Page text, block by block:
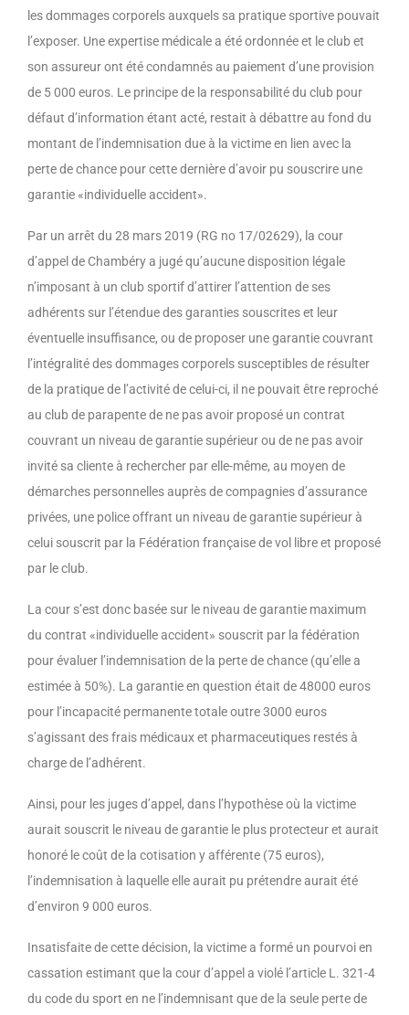
les dommages corporels auxquels sa pratique sportive pouvait
l’exposer. Une expertise médicale a été ordonnée et le club et
son assureur ont été condamnés au paiement d’une provision
de 5 000 euros. Le principe de la responsabilité du club pour
défaut d’information étant acté, restait à débattre au fond du
montant de l’indemnisation due à la victime en lien avec la
perte de chance pour cette dernière d’avoir pu souscrire une
garantie «individuelle accident».
Par un arrêt du 28 mars 2019 (RG no 17/02629), la cour
d’appel de Chambéry a jugé qu’aucune disposition légale
n’imposant à un club sportif d’attirer l’attention de ses
adhérents sur l’étendue des garanties souscrites et leur
éventuelle insuffisance, ou de proposer une garantie couvrant
l’intégralité des dommages corporels susceptibles de résulter
de la pratique de l’activité de celui-ci, il ne pouvait être reproché
au club de parapente de ne pas avoir proposé un contrat
couvrant un niveau de garantie supérieur ou de ne pas avoir
invité sa cliente à rechercher par elle-même, au moyen de
démarches personnelles auprès de compagnies d’assurance
privées, une police offrant un niveau de garantie supérieur à
celui souscrit par la Fédération française de vol libre et proposé
par le club.
La cour s’est donc basée sur le niveau de garantie maximum
du contrat «individuelle accident» souscrit par la fédération
pour évaluer l’indemnisation de la perte de chance (qu’elle a
estimée à 50%). La garantie en question était de 48000 euros
pour l’incapacité permanente totale outre 3000 euros
s’agissant des frais médicaux et pharmaceutiques restés à
charge de l’adhérent.
Ainsi, pour les juges d’appel, dans l’hypothèse où la victime
aurait souscrit le niveau de garantie le plus protecteur et aurait
honoré le coût de la cotisation y afférente (75 euros),
l’indemnisation à laquelle elle aurait pu prétendre aurait été
d’environ 9 000 euros.
Insatisfaite de cette décision, la victime a formé un pourvoi en
cassation estimant que la cour d’appel a violé l’article L. 321-4
du code du sport en ne l’indemnisant que de la seule perte de